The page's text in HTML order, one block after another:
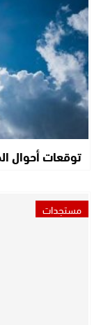
توقعات أحوال
مستجدات